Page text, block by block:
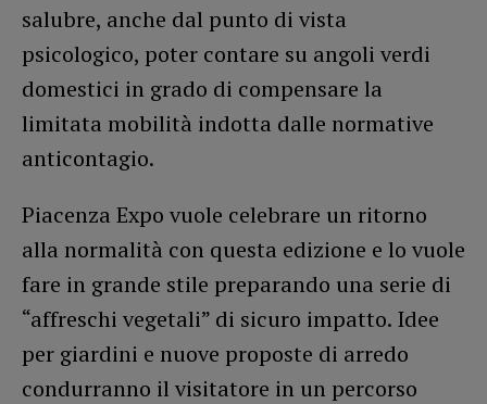
salubre, anche dal punto di vista
psicologico, poter contare su angoli verdi
domestici in grado di compensare la
limitata mobilità indotta dalle normative
anticontagio.
Piacenza Expo vuole celebrare un ritorno
alla normalità con questa edizione e lo vuole
fare in grande stile preparando una serie di
“affreschi vegetali” di sicuro impatto. Idee
per giardini e nuove proposte di arredo
condurranno il visitatore in un percorso